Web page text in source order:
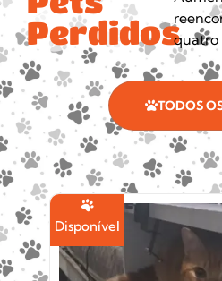
Perdidosquatro
TODOS
Disponível